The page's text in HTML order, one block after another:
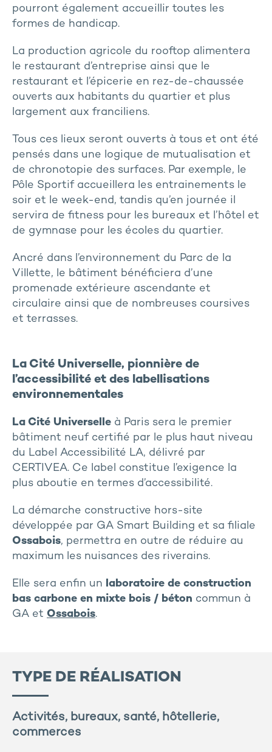
TYPE DE RÉALISATION
Activités, bureaux, santé, hôtellerie,
commerces
pourront également accueillir toutes les
formes de handicap.
La production agricole du rooftop alimentera
le restaurant d’entreprise ainsi que le
restaurant et l’épicerie en rez-de-chaussée
ouverts aux habitants du quartier et plus
largement aux franciliens.
Tous ces lieux seront ouverts à tous et ont été
pensés dans une logique de mutualisation et
de chronotopie des surfaces. Par exemple, le
Pôle Sportif accueillera les entrainements le
soir et le week-end, tandis qu’en journée il
servira de fitness pour les bureaux et l’hôtel et
de gymnase pour les écoles du quartier.
Ancré dans l’environnement du Parc de la
Villette, le bâtiment bénéficiera d’une
promenade extérieure ascendante et
circulaire ainsi que de nombreuses coursives
et terrasses.
La Cité Universelle, pionnière de
l’accessibilité et des labellisations
environnementales
La Cité Universelle à Paris sera le premier
bâtiment neuf certifié par le plus haut niveau
du Label Accessibilité LA, délivré par
CERTIVEA. Ce label constitue l’exigence la
plus aboutie en termes d’accessibilité.
La démarche constructive hors-site
développée par GA Smart Building et sa filiale
Ossabois, permettra en outre de réduire au
maximum les nuisances des riverains.
Elle sera enfin un laboratoire de construction
bas carbone en mixte bois / béton commun à
GA et Ossabois.